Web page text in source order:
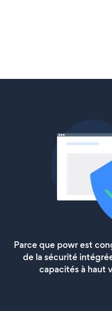
Parce que powr est
de la sécurité
capacités à haut